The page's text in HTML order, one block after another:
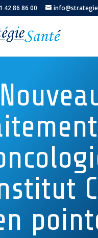
42 86 86 00